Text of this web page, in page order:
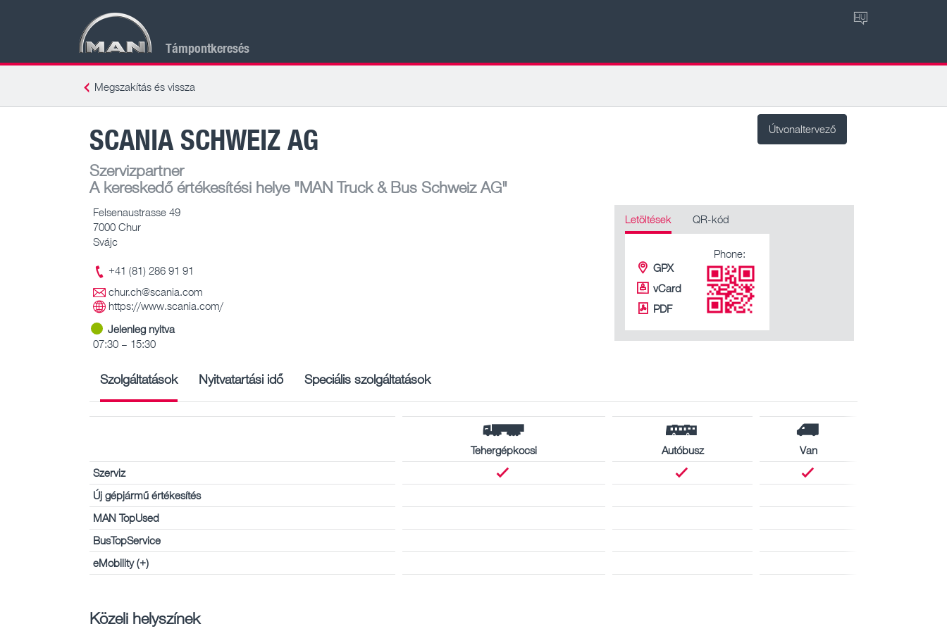
Támpontkeresés
HU
Megszakítás és vissza
Útvonaltervező
SCANIA SCHWEIZ AG
Szervizpartner
A kereskedő értékesítési helye"MAN Truck & Bus Schweiz AG"
Felsenaustrasse 49
7000 Chur
Svájc
+41 (81) 286 91 91
chur.ch@scania.com
https://www.scania.com/
Jelenleg nyitva
07:30 – 15:30
Letöltések QR-kód
GPX
vCard
PDF
Phone:
Szolgáltatások Nyitvatartási idő Speciális szolgáltatások
Tehergépkocsi Autóbusz
Van
Szerviz
Új gépjármű értékesítés
MAN TopUsed
BusTopService
eMobility (+)
Közeli helyszínek